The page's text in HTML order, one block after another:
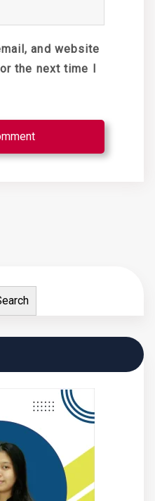
and website
the next time I